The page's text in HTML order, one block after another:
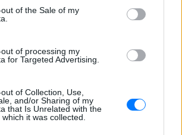
of the Sale of my
of processing my
for Targeted Advertising.
of Collection, Use,
and/or Sharing of my
that Is Unrelated with the
it was collected.
ΣΉΜΕΡΑ
όπως «τα πόδια του δεν ήταν μέσα σε
αυτό;»